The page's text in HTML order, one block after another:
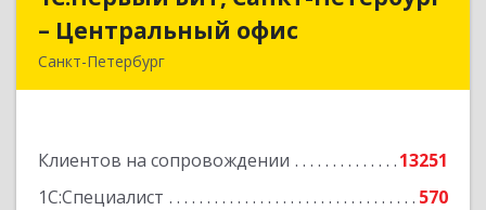
– Центральный офис
Санкт-Петербург
Клиентов на сопровождении
13251
1С:Специалист
570
– Центральный офис